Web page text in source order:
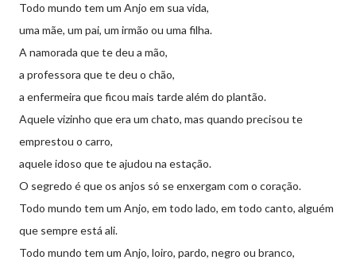
Todo mundo tem um Anjo em sua vida,
uma mãe, um pai, um irmão ou uma filha.
A namorada que te deu a mão,
a professora que te deu o chão,
a enfermeira que ficou mais tarde além do plantão.
Aquele vizinho que era um chato, mas quando precisou te
emprestou o carro,
aquele idoso que te ajudou na estação.
O segredo é que os anjos só se enxergam com o coração.
Todo mundo tem um Anjo, em todo lado, em todo canto, alguém
que sempre está ali.
Todo mundo tem um Anjo, loiro, pardo, negro ou branco,